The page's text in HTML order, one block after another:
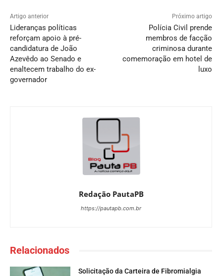
Artigo anterior
Lideranças políticas
reforçam apoio à pré-
candidatura de João
Azevêdo ao Senado e
enaltecem trabalho do ex-
governador
Próximo artigo
Polícia Civil prende
membros de facção
criminosa durante
comemoração em hotel de
luxo
Redação PautaPB
https://pautapb.com.br
Relacionados
Solicitação da Carteira de Fibromialgia